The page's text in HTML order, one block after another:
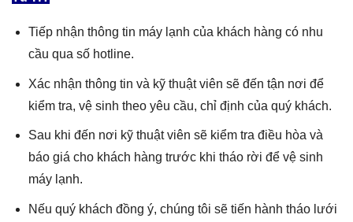
Tiếp nhận thông tin máy lạnh của khách hàng có nhu
cầu qua số hotline.
Xác nhận thông tin và kỹ thuật viên sẽ đến tận nơi để
kiểm tra, vệ sinh theo yêu cầu, chỉ định của quý khách.
Sau khi đến nơi kỹ thuật viên sẽ kiểm tra điều hòa và
báo giá cho khách hàng trước khi tháo rời để vệ sinh
máy lạnh.
Nếu quý khách đồng ý, chúng tôi sẽ tiến hành tháo lưới